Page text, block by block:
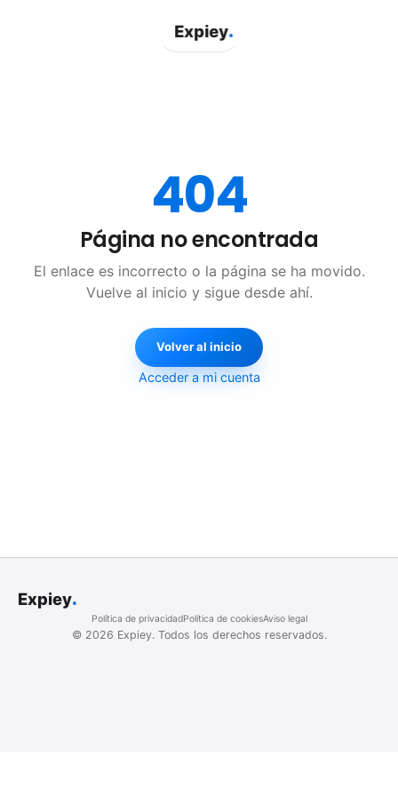
Expiey.
404
Página no encontrada
El enlace es incorrecto o la página se ha movido.
Vuelve al inicio y sigue desde ahí.
Volver al inicio
Acceder a mi cuenta
Expiey.
Política de privacidadPolítica de cookiesAviso legal
© 2026 Expiey. Todos los derechos reservados.